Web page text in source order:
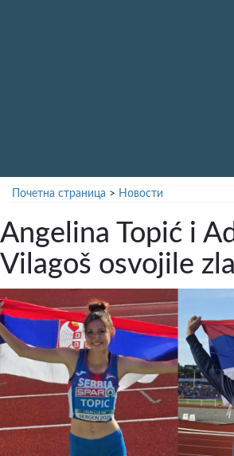
Почетна страница > Новости
Angelina Topić i
Vilagoš osvojile